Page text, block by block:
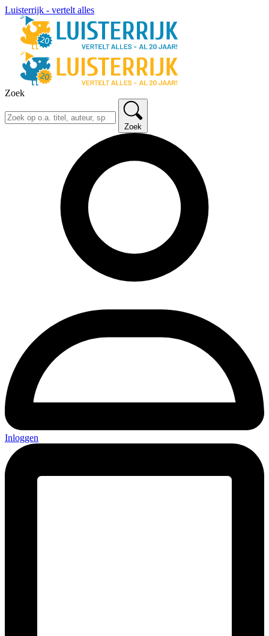
Luisterrijk - vertelt alles
Zoek
Zoek
Inloggen